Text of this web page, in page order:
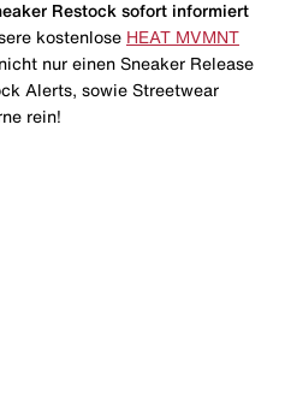
Restock sofort informiert
kostenlose HEAT MVMNT
nur einen Sneaker Release
Alerts, sowie Streetwear
rein!